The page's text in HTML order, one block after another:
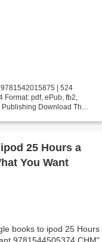
| 524
Format: pdf, ePub, fb2,
Download The
25 Hours a
You Want